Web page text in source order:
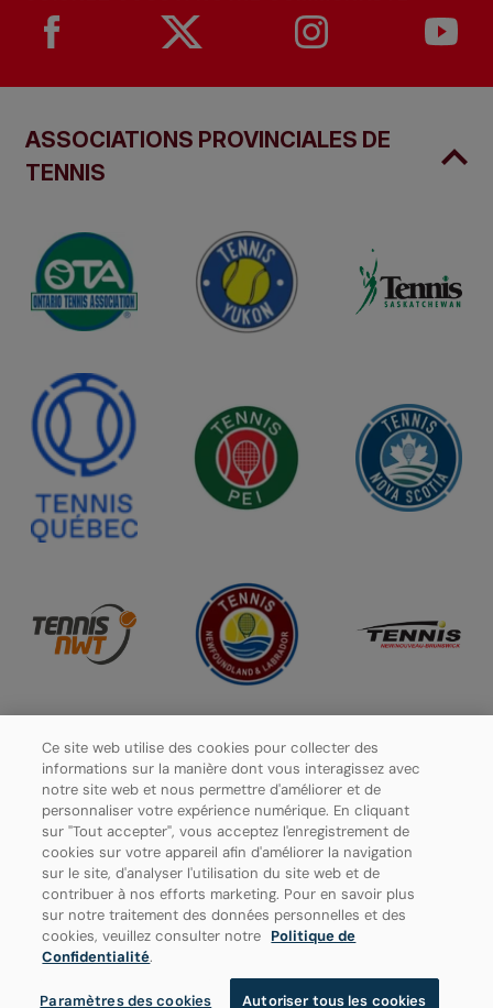
ASSOCIATIONS PROVINCIALES DE
TENNIS
Politique de confidentialité
Ce site web utilise des cookies pour collecter des
informations sur la manière dont vous interagissez avec
notre site web et nous permettre d'améliorer et de
personnaliser votre expérience numérique. En cliquant
sur "Tout accepter", vous acceptez l'enregistrement de
cookies sur votre appareil afin d'améliorer la navigation
sur le site, d'analyser l'utilisation du site web et de
contribuer à nos efforts marketing. Pour en savoir plus
sur notre traitement des données personnelles et des
cookies, veuillez consulter notre Politique de
Confidentialité.
Paramètres des cookies Autoriser tous les cookies